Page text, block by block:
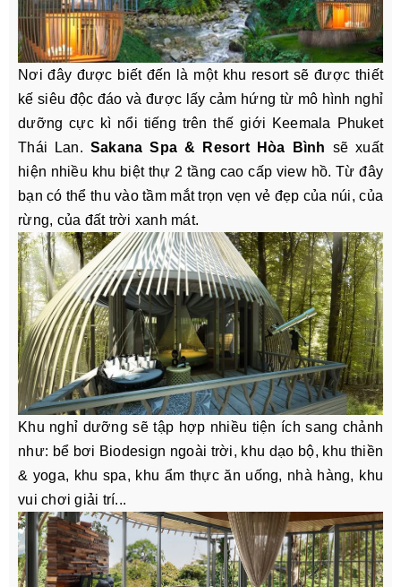
Nơi đây được biết đến là một khu resort sẽ được thiết
kế siêu độc đáo và được lấy cảm hứng từ mô hình nghỉ
dưỡng cực kì nổi tiếng trên thế giới Keemala Phuket
Thái Lan. Sakana Spa & Resort Hòa Bình sẽ xuất
hiện nhiều khu biệt thự 2 tầng cao cấp view hồ. Từ đây
bạn có thể thu vào tầm mắt trọn vẹn vẻ đẹp của núi, của
rừng, của đất trời xanh mát.
Khu nghỉ dưỡng sẽ tập hợp nhiều tiện ích sang chảnh
như: bể bơi Biodesign ngoài trời, khu dạo bộ, khu thiền
& yoga, khu spa, khu ẩm thực ăn uống, nhà hàng, khu
vui chơi giải trí...